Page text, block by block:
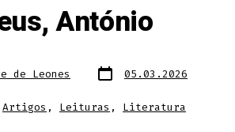
António
de Leones Data
do
05.03.2026
Artigos , Leituras , Literatura